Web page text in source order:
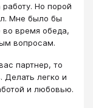
Но порой
Мне было бы
время обеда,
вопросам.
партнер, то
Делать легко и
и любовью.